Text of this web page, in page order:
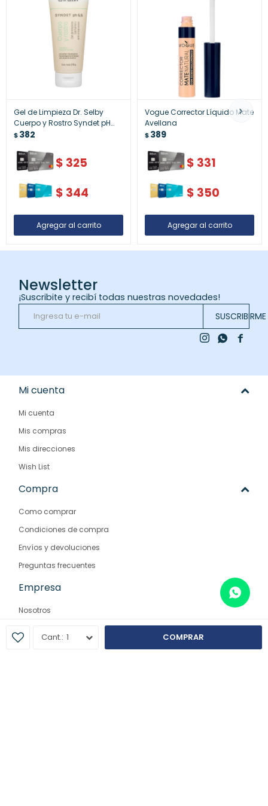
1 COMPRAR
Gel de Limpieza Dr. Selby
Cuerpo y Rostro Syndet pH
5.5 210 ml | Limpieza Suave
Equilibrio Natural
$382
$ 325
$ 344
Vogue Corrector Líquido Mate
Avellana
$389
$ 331
$ 350
Newsletter
¡Suscribite y recibí todas nuestras novedades!
SUSCRIBIRME

 
Mi cuenta
Mi cuenta
Mis compras
Mis direcciones
Wish List
Compra
Como comprar
Condiciones de compra
Envíos y devoluciones
Preguntas frecuentes
Empresa
Nosotros